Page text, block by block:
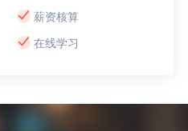
薪资核算
在线学习